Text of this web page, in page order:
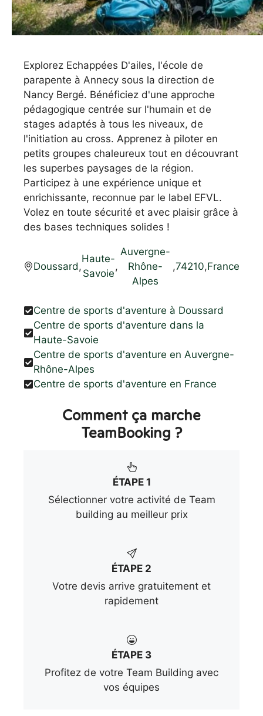
Explorez Echappées D'ailes, l'école de
parapente à Annecy sous la direction de
Nancy Bergé. Bénéficiez d'une approche
pédagogique centrée sur l'humain et de
stages adaptés à tous les niveaux, de
l'initiation au cross. Apprenez à piloter en
petits groupes chaleureux tout en découvrant
les superbes paysages de la région.
Participez à une expérience unique et
enrichissante, reconnue par le label EFVL.
Volez en toute sécurité et avec plaisir grâce à
des bases techniques solides !
Doussard,
Haute-
Savoie
,
Auvergne-
Rhône-
Alpes
,74210,France
Centre de sports d'aventure à Doussard
Centre de sports d'aventure dans la
Haute-Savoie
Centre de sports d'aventure en Auvergne-
Rhône-Alpes
Centre de sports d'aventure en France
Comment ça marche
TeamBooking ?
ÉTAPE 1
Sélectionner votre activité de Team
building au meilleur prix
ÉTAPE 2
Votre devis arrive gratuitement et
rapidement
ÉTAPE 3
Profitez de votre Team Building avec
vos équipes